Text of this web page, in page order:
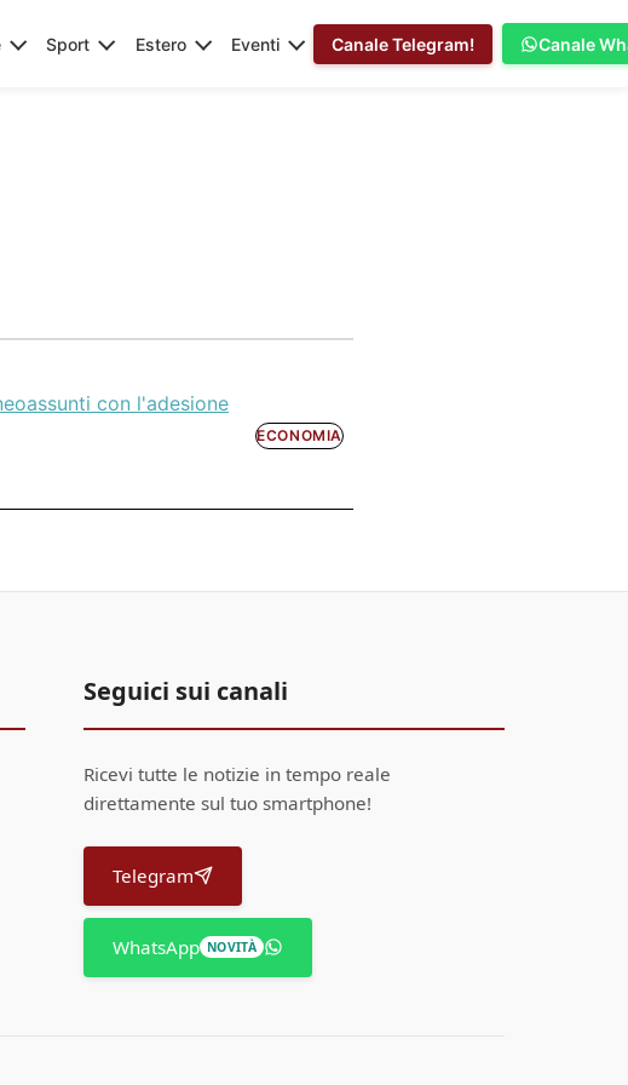
Sport Estero Eventi Canale Telegram! Canale
con l'adesione
ECONOMIA
Seguici sui canali
Ricevi tutte le notizie in tempo reale
direttamente sul tuo smartphone!
Telegram
WhatsApp NOVITÀ